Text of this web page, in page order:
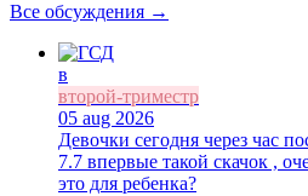
Все обсуждения →
в
второй-триместр
05 aug 2026
Девочки сегодня через час
7.7 впервые такой скачок ,
это для ребенка?